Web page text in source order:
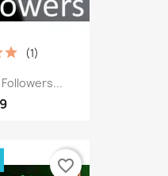
(1)
favorite_border